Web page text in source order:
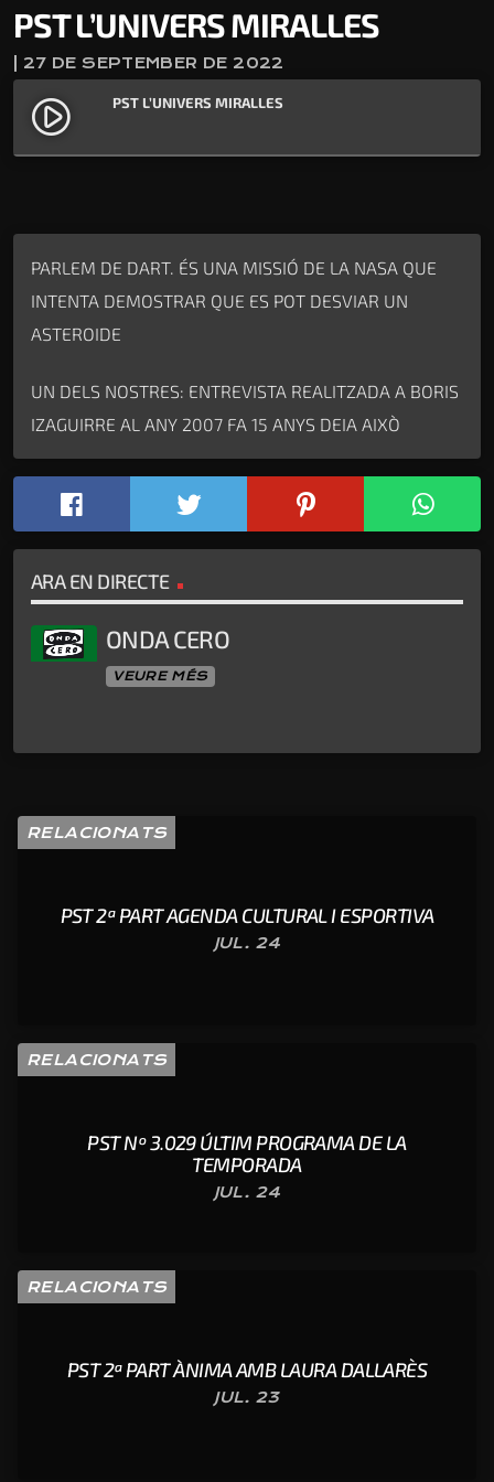
PST L’UNIVERS MIRALLES
| 27 DE SEPTEMBER DE 2022
play_circle_filled PST L’UNIVERS MIRALLES
PARLEM DE DART. ÉS UNA MISSIÓ DE LA NASA QUE
INTENTA DEMOSTRAR QUE ES POT DESVIAR UN
ASTEROIDE
UN DELS NOSTRES: ENTREVISTA REALITZADA A BORIS
IZAGUIRRE AL ANY 2007 FA 15 ANYS DEIA AIXÒ
ARA EN DIRECTE
ONDA CERO
VEURE MÉS
RELACIONATS
PST 2ª PART AGENDA CULTURAL I ESPORTIVA
JUL. 24
RELACIONATS
PST Nº 3.029 ÚLTIM PROGRAMA DE LA
TEMPORADA
JUL. 24
RELACIONATS
PST 2ª PART ÀNIMA AMB LAURA DALLARÈS
JUL. 23